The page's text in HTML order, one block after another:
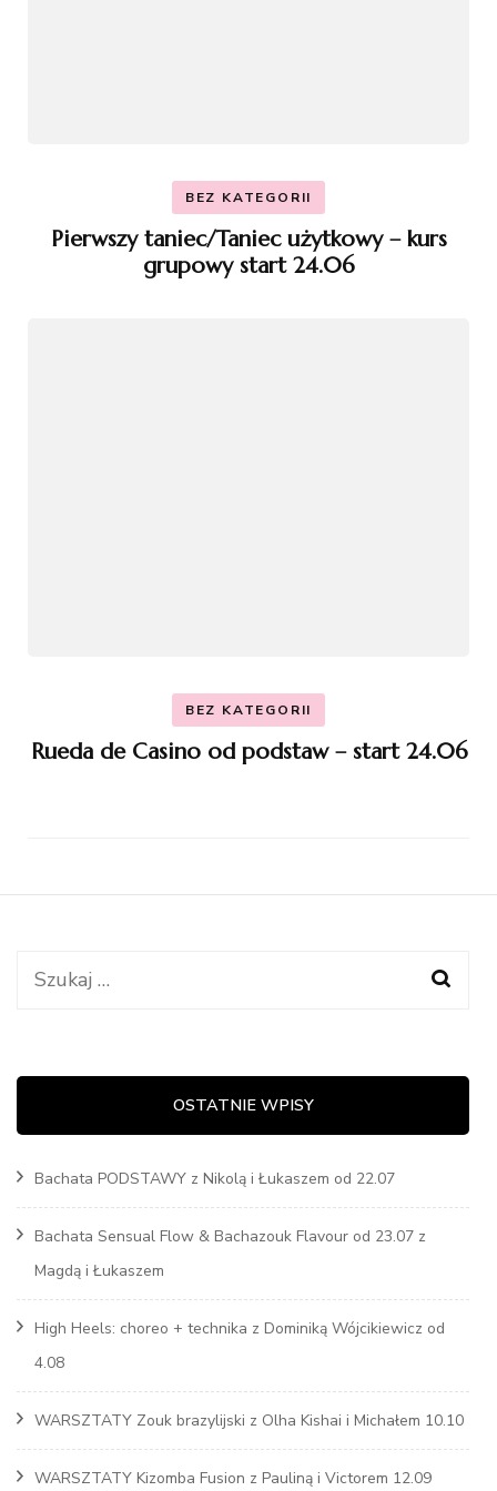
BEZ KATEGORII
Pierwszy taniec/Taniec użytkowy – kurs
grupowy start 24.06
BEZ KATEGORII
Rueda de Casino od podstaw – start 24.06
Szukaj:
OSTATNIE WPISY
Bachata PODSTAWY z Nikolą i Łukaszem od 22.07
Bachata Sensual Flow & Bachazouk Flavour od 23.07 z
Magdą i Łukaszem
High Heels: choreo + technika z Dominiką Wójcikiewicz od
4.08
WARSZTATY Zouk brazylijski z Olha Kishai i Michałem 10.10
WARSZTATY Kizomba Fusion z Pauliną i Victorem 12.09